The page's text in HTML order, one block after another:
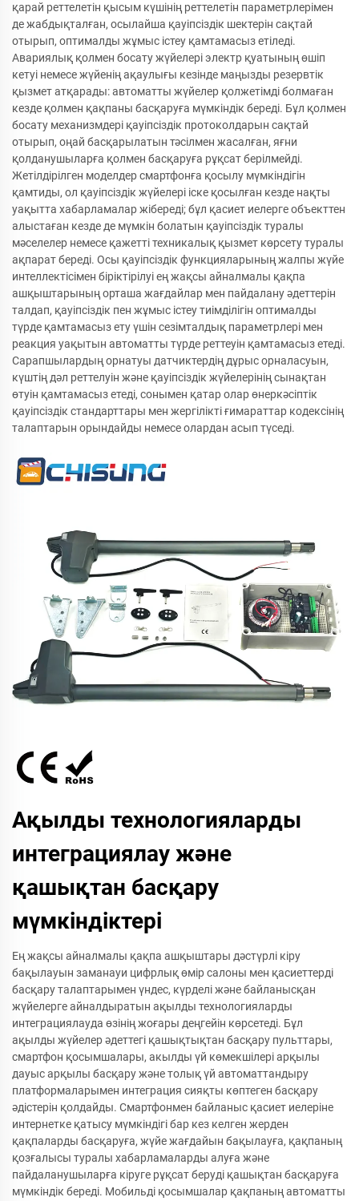
қарай реттелетін қысым күшінің реттелетін параметрлерімен
де жабдықталған, осылайша қауіпсіздік шектерін сақтай
отырып, оптималды жұмыс істеу қамтамасыз етіледі.
Авариялық қолмен босату жүйелері электр қуатының өшіп
кетуі немесе жүйенің ақаулығы кезінде маңызды резервтік
қызмет атқарады: автоматты жүйелер қолжетімді болмаған
кезде қолмен қақпаны басқаруға мүмкіндік береді. Бұл қолмен
босату механизмдері қауіпсіздік протоколдарын сақтай
отырып, оңай басқарылатын тәсілмен жасалған, яғни
қолданушыларға қолмен басқаруға рұқсат берілмейді.
Жетілдірілген моделдер смартфонға қосылу мүмкіндігін
қамтиды, ол қауіпсіздік жүйелері іске қосылған кезде нақты
уақытта хабарламалар жібереді; бұл қасиет иелерге объекттен
алыстаған кезде де мүмкін болатын қауіпсіздік туралы
мәселелер немесе қажетті техникалық қызмет көрсету туралы
ақпарат береді. Осы қауіпсіздік функцияларының жалпы жүйе
интеллектісімен біріктірілуі ең жақсы айналмалы қақпа
ашқыштарының орташа жағдайлар мен пайдалану әдеттерін
талдап, қауіпсіздік пен жұмыс істеу тиімділігін оптималды
түрде қамтамасыз ету үшін сезімталдық параметрлері мен
реакция уақытын автоматты түрде реттеуін қамтамасыз етеді.
Сарапшылардың орнатуы датчиктердің дұрыс орналасуын,
күштің дәл реттелуін және қауіпсіздік жүйелерінің сынақтан
өтуін қамтамасыз етеді, сонымен қатар олар өнеркәсіптік
қауіпсіздік стандарттары мен жергілікті ғимараттар кодексінің
талаптарын орындайды немесе олардан асып түседі.
Ақылды технологияларды
интеграциялау және
қашықтан басқару
мүмкіндіктері
Ең жақсы айналмалы қақпа ашқыштары дәстүрлі кіру
бақылауын заманауи цифрлық өмір салоны мен қасиеттерді
басқару талаптарымен үндес, күрделі және байланысқан
жүйелерге айналдыратын ақылды технологияларды
интеграциялауда өзінің жоғары деңгейін көрсетеді. Бұл
ақылды жүйелер әдеттегі қашықтықтан басқару пульттары,
смартфон қосымшалары, акылды үй көмекшілері арқылы
дауыс арқылы басқару және толық үй автоматтандыру
платформаларымен интеграция сияқты көптеген басқару
әдістерін қолдайды. Смартфонмен байланыс қасиет иелеріне
интернетке қатысу мүмкіндігі бар кез келген жерден
қақпаларды басқаруға, жүйе жағдайын бақылауға, қақпаның
қозғалысы туралы хабарламаларды алуға және
пайдаланушыларға кіруге рұқсат беруді қашықтан басқаруға
мүмкіндік береді. Мобильді қосымшалар қақпаның автоматты